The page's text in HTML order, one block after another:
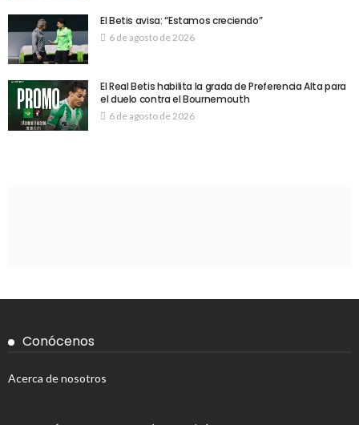
El Betis avisa: “Estamos creciendo”
6 de agosto de 2026
El Real Betis habilita la grada de Preferencia Alta para
el duelo contra el Bournemouth
6 de agosto de 2026
Conócenos
Acerca de nosotros